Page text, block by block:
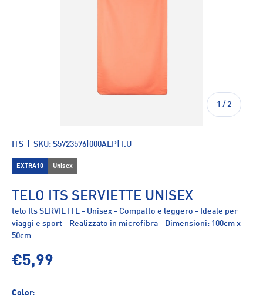
1 / di
2
ITS SKU: S5723576|000ALP|T.U
EXTRA10 Unisex
TELO ITS SERVIETTE UNISEX
telo Its SERVIETTE - Unisex - Compatto e leggero - Ideale per
viaggi e sport - Realizzato in microfibra - Dimensioni: 100cm x
50cm
€5,99
Color: